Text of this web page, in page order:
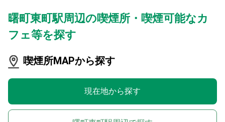
曙町東町駅周辺の喫煙所・喫煙可能なカ
フェ等を探す
喫煙所MAPから探す
現在地から探す